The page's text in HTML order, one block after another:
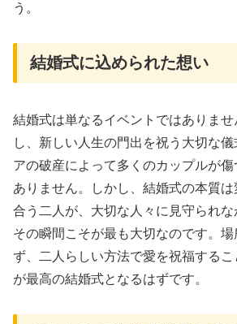
う。
結婚式に込められた想い
結婚式は単なるイベントではありま
し、新しい人生の門出を祝う大切な
アの破産によって多くのカップルが
ありません。しかし、結婚式の本質
合う二人が、大切な人々に見守られな
その瞬間こそが最も大切なのです。
ず、二人らしい方法で愛を祝福する
が最高の結婚式となるはずです。